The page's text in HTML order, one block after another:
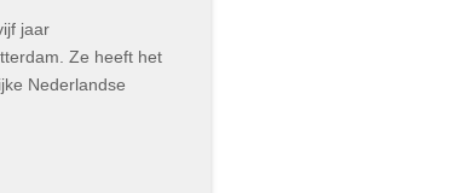
jaar
Ze heeft het
Nederlandse